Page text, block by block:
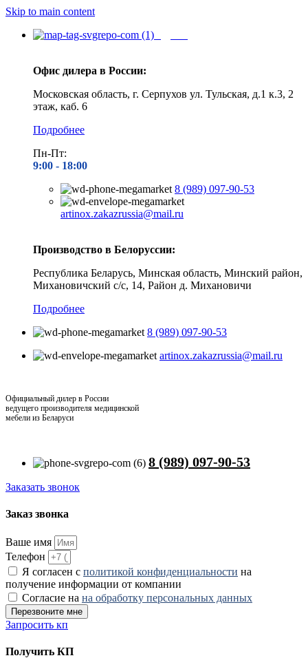
Skip to main content
Офис дилера в России:
Московская область, г. Серпухов ул. Тульская, д.1 к.3, 2
этаж, каб. 6
Подробнее
Пн-Пт:
9:00 - 18:00
8 (989) 097-90-53
artinox.zakazrussia@mail.ru
Производство в Белоруссии:
Республика Беларусь, Минская область, Минский район,
Михановичский с/с, 14, Район д. Михановичи
Подробнее
8 (989) 097-90-53
artinox.zakazrussia@mail.ru
Официальный дилер в России
ведущего производителя медицинской
мебели из Беларуси
8 (989) 097-90-53
Заказать звонок
Заказ звонка
Ваше имя
Телефон
Я согласен с политикой конфиденциальности на
получение информации от компании
Согласие на на обработку персональных данных
Перезвоните мне
Запросить кп
Получить КП